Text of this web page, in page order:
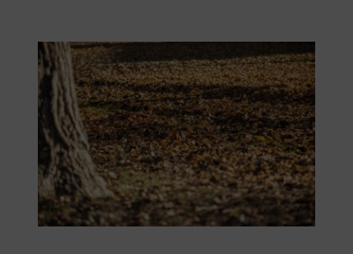
Trávník zakrytý listím nemá dostatek světla a vzduchu.